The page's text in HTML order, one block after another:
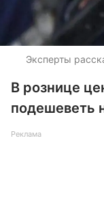
Эксперты
В рознице
подешеветь
Реклама